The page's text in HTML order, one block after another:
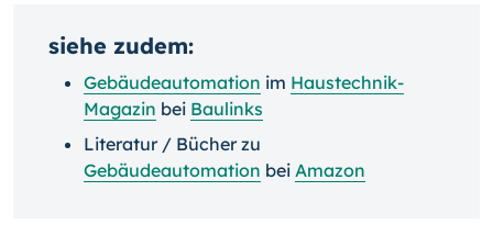
siehe zudem:
Gebäudeautomation im Haustechnik-
Magazin bei Baulinks
Literatur / Bücher zu
Gebäudeautomation bei Amazon